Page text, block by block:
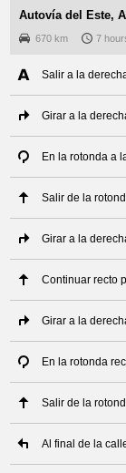
Autovía del Este,
670 km 7
Salir a la
Girar a la
En la rotonda a
Salir de la
Girar a la
Continuar recto
Girar a la
En la rotonda
Salir de la
Al final de la